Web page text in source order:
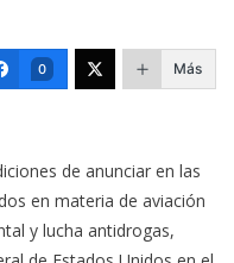
0 Más
de anunciar en las
en materia de aviación
y lucha antidrogas,